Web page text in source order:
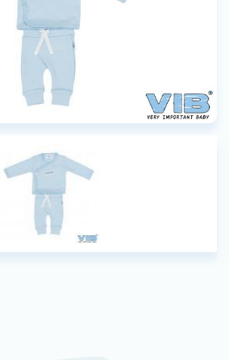
revendeur VIB®
Devenir un revendeur
VIB®